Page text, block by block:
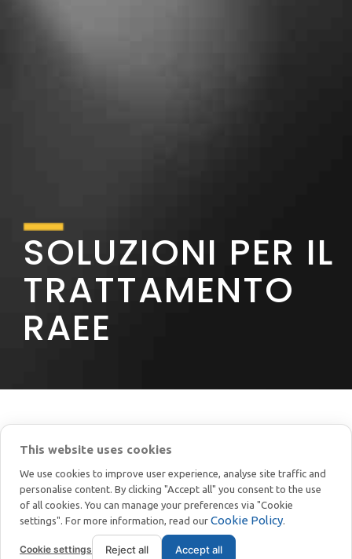
SOLUZIONI PER IL
TRATTAMENTO
RAEE
This website uses cookies
We use cookies to improve user experience, analyse site traffic and
personalise content. By clicking "Accept all" you consent to the use
of all cookies. You can manage your preferences via "Cookie
settings". For more information, read our Cookie Policy.
Cookie settings Reject all Accept all